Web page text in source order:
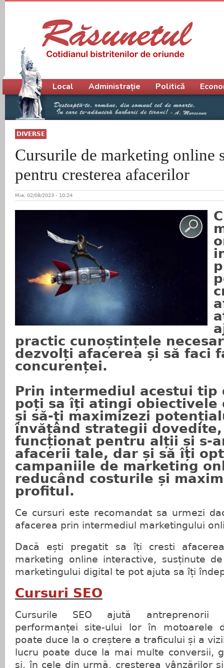
DIVERSE
Cursurile de marketing online
pentru cresterea afacerilor
Mie, 02/08/2023 - 10:24
practic cunoștințele
dezvolți afacerea și să faci
concurenței.
Prin intermediul acestui tip
poți sa îți atingi obiectivele
și să-ți maximizezi
învățând strategii dovedite,
funcționat pentru alții și s-
afacerii tale, dar și să îți
campaniile de marketing
reducând costurile și
profitul.
Ce cursuri este recomandat sa urmezi
afacerea prin intermediul marketingului
Dacă ești pregatit sa îți cresti
marketing online interactive, susținute
marketingului digital te pot ajuta sa îți
Cursuri SEO
Cursurile SEO ajută antreprenorii
performanței site-ului lor în motoarele
poate duce la o creștere a traficului și a
lucru poate duce la mai multe conversii,
și, în cele din urmă, creșterea vânzărilor
Meniu principal
Local Administrație Politică